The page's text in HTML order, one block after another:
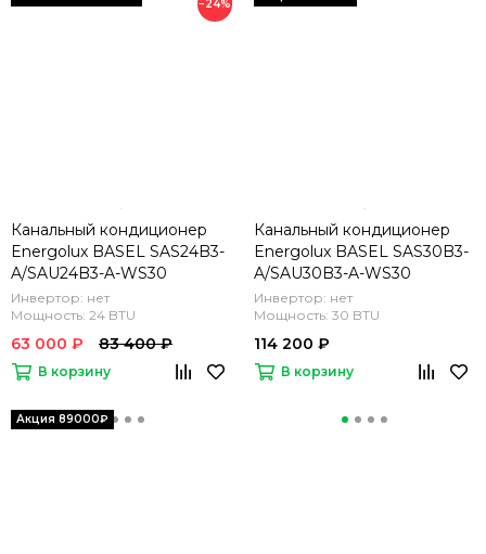
−24%
Канальный кондиционер
Energolux BASEL SAS24B3-
A/SAU24B3-A-WS30
Инвертор: нет
Мощность: 24 BTU
63 000 ₽ 83 400 ₽
В корзину
Канальный кондиционер
Energolux BASEL SAS30B3-
A/SAU30B3-A-WS30
Инвертор: нет
Мощность: 30 BTU
114 200 ₽
В корзину